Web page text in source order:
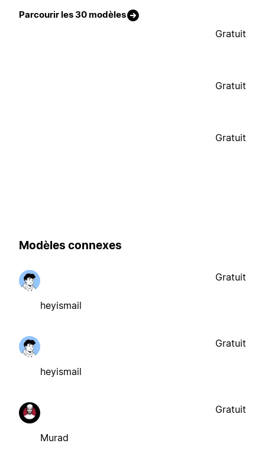
Parcourir les 30 modèles
Gratuit
Gratuit
Gratuit
Modèles connexes
heyismail
Gratuit
heyismail
Gratuit
Murad
Gratuit